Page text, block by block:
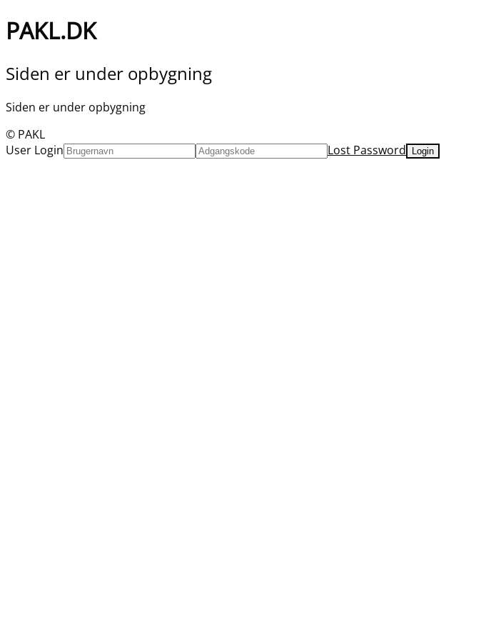
PAKL.DK
Siden er under opbygning
Siden er under opbygning
© PAKL
User Login
Lost Password